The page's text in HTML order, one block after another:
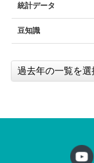
統計データ
豆知識